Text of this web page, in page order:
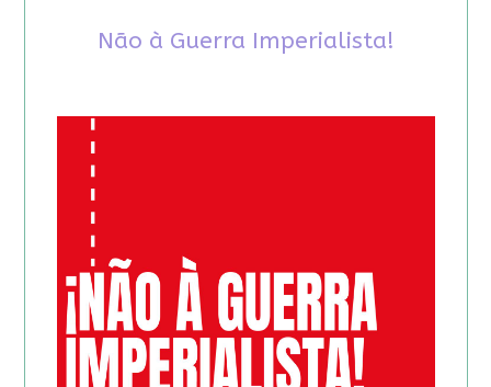
Não à Guerra Imperialista!